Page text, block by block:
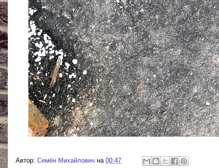
Автор: Cемён Михайлович на 00:47